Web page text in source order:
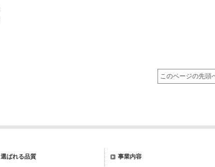
このページの先頭
選ばれる品質 事業内容